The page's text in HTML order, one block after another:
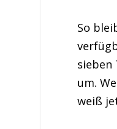
So
sieben
um.
weiß